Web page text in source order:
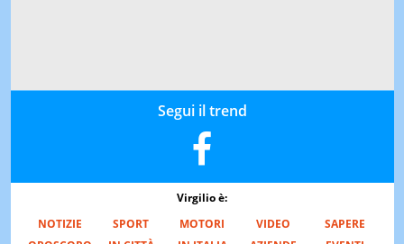
Segui il trend
Virgilio è:
NOTIZIE
SPORT MOTORI VIDEO
SAPERE